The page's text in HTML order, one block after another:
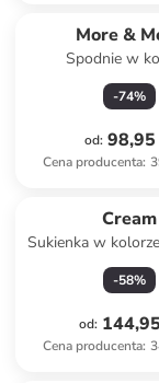
More &
Spodnie w
jasnoróżowo-
-74%
od: 98,95
Cena producenta:
Cream
Sukienka w
-58%
od:
Cena producenta: